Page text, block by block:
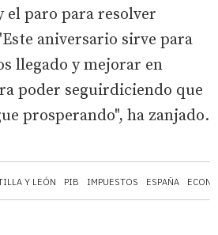
Y LEÓN PIB IMPUESTOS ESPAÑA
el paro para resolver
aniversario sirve para
llegado y mejorar en
poder seguirdiciendo que
prosperando", ha zanjado.